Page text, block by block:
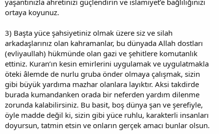
ortaya koyunuz.
3) Başta yüce şahsiyetiniz olmak üzere siz ve silah
arkadaşlarınız olan kahramanlar, bu dünyada Allah dostları
(evliyaullah) hükmünde olan gazi ve şehitlere komutanlık
ettiniz. Kuran’ın kesin emirlerini uygulamak ve uygulatmakla
öteki âlemde de nurlu gruba önder olmaya çalışmak, sizin
gibi büyük yardıma mazhar olanlara layıktır. Aksi takdirde
burada kumandanken orada bir neferden yardım dilenme
zorunda kalabilirsiniz. Bu basit, boş dünya şan ve şerefiyle,
öyle madde değil ki, sizin gibi yüce ruhlu, karakterli insanları
doyursun, tatmin etsin ve onların gerçek amacı bunlar olsun.